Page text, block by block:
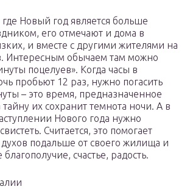
Новый год является больше
его отмечают и дома в
и вместе с другими жителями на
Интересным обычаем там можно
поцелуев». Когда часы в
пробьют 12 раз, нужно погасить
– это время, предназначенное
тайну их сохранит темнота ночи. А в
Нового года нужно
Считается, это помогает
духов подальше от своего жилища и
благополучие, счастье, радость.